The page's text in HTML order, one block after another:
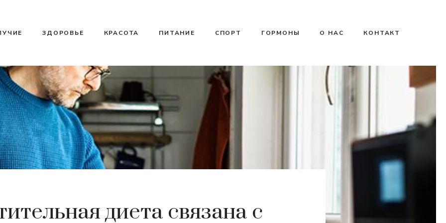
ЗДОРОВЬЕ КРАСОТА ПИТАНИЕ СПОРТ ГОРМОНЫ О НАС КОНТАКТ
диета связана с